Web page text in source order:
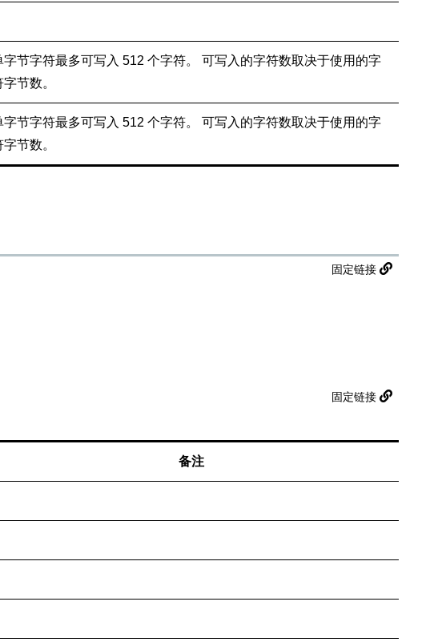
字节字符最多可写入 512 个字符。 可写入的字符数取决于使用的字
字节数。
字节字符最多可写入 512 个字符。 可写入的字符数取决于使用的字
字节数。
固定链接
固定链接
备注